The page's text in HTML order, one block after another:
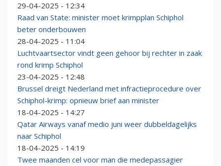
29-04-2025 - 12:34
Raad van State: minister moet krimpplan Schiphol
beter onderbouwen
28-04-2025 - 11:04
Luchtvaartsector vindt geen gehoor bij rechter in zaak
rond krimp Schiphol
23-04-2025 - 12:48
Brussel dreigt Nederland met infractieprocedure over
Schiphol-krimp: opnieuw brief aan minister
18-04-2025 - 14:27
Qatar Airways vanaf medio juni weer dubbeldagelijks
naar Schiphol
18-04-2025 - 14:19
Twee maanden cel voor man die medepassagier